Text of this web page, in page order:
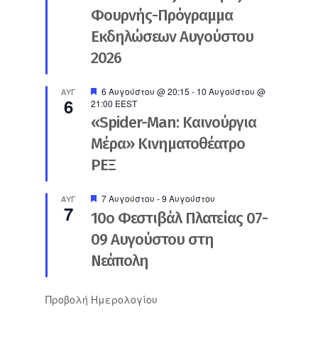
Φουρνής-Πρόγραμμα
Εκδηλώσεων Αυγούστου
2026
ΑΥΓ
6
Προτεινόμενο
6 Αυγούστου @ 20:15 - 10 Αυγούστου @
21:00 EEST
«Spider-Man: Καινούργια
Μέρα» Κινηματοθέατρο
ΡΕΞ
ΑΥΓ
7
Προτεινόμενο
7 Αυγούστου -9 Αυγούστου
10ο Φεστιβάλ Πλατείας 07-
09 Αυγούστου στη
Νεάπολη
Προβολή Ημερολογίου